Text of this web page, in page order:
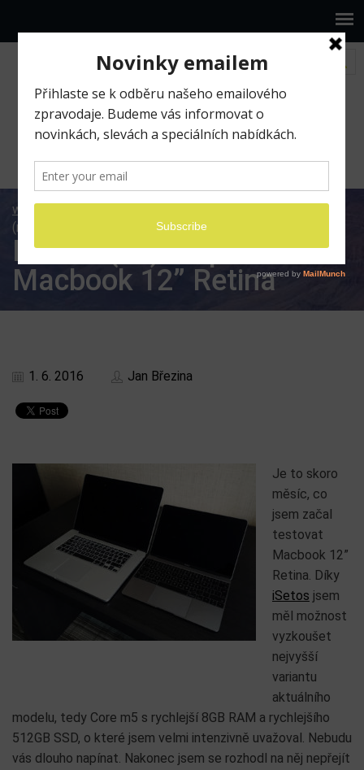
www.ilumio.cz
Proč si
(ne)koupit Macbook 12” Retina
Proč si (ne)koupit
Macbook 12” Retina
1. 6. 2016 Jan Březina
Je to skoro
měsíc, co
jsem začal
testovat
Macbook 12”
Retina. Díky
iSetos jsem
měl možnost
vyzkoušet
nejvyšší
variantu
aktuálního
modelu, tedy Core m5 s rychlejší 8GB RAM a rychlejšího
512GB SSD, o které jsem velmi intenzivně uvažoval. Nebudu
vás dlouho napínat. Nakonec jsem se rozhodl na něj nepřejít